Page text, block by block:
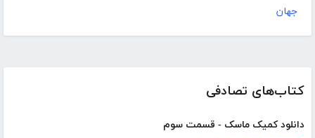
کتاب‌های تصادفی
دانلود کمیک ماسک - قسمت سوم
جهان